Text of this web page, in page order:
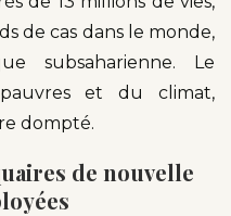
de cas dans le monde,
subsaharienne. Le
et du climat,
dompté.
de nouvelle